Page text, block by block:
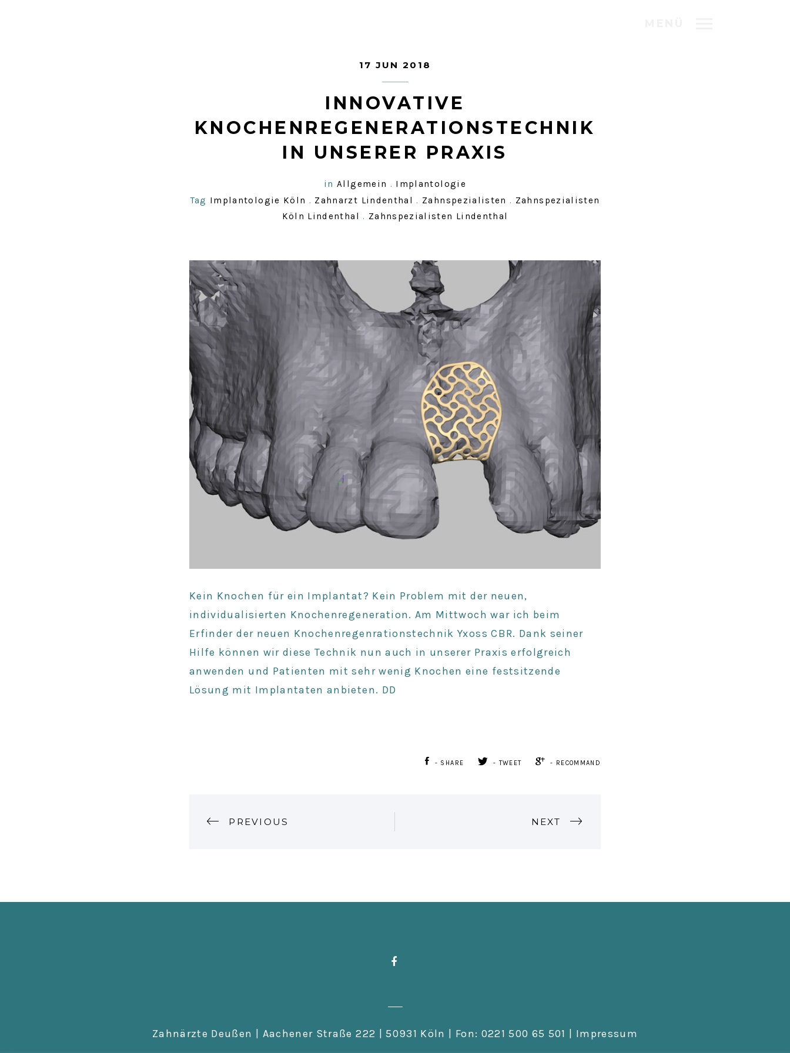
17 JUN 2018
INNOVATIVE
KNOCHENREGENERATIONSTECHNIK
IN UNSERER PRAXIS
in Allgemein . Implantologie
Tag Implantologie Köln . Zahnarzt Lindenthal . Zahnspezialisten . Zahnspezialisten
Köln Lindenthal . Zahnspezialisten Lindenthal
Kein Knochen für ein Implantat? Kein Problem mit der neuen,
individualisierten Knochenregeneration. Am Mittwoch war ich beim
Erfinder der neuen Knochenregenrationstechnik Yxoss CBR. Dank seiner
Hilfe können wir diese Technik nun auch in unserer Praxis erfolgreich
anwenden und Patienten mit sehr wenig Knochen eine festsitzende
Lösung mit Implantaten anbieten. DD
- SHARE - TWEET - RECOMMAND
P
T
I
PREVIOUS NEXT
Zahnärzte Deußen | Aachener Straße 222 | 50931 Köln | Fon: 0221 500 65 501 | Impressum